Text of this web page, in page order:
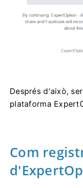
Després d'això,
plataforma
Com